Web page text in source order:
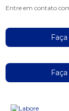
Entre em contato